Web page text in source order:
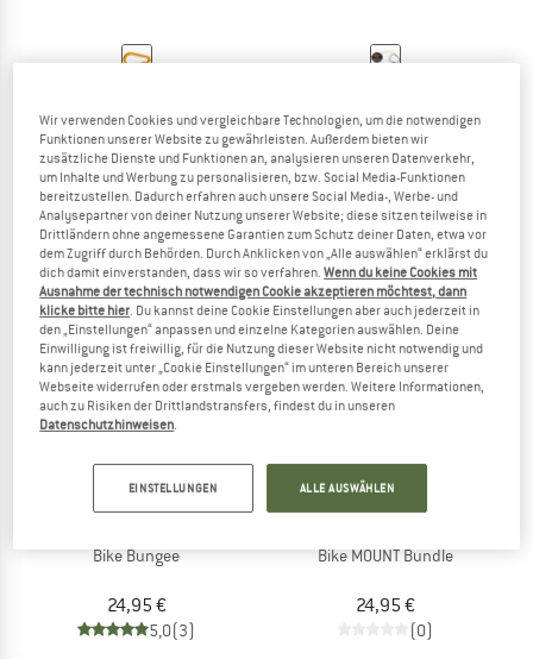
Karabiner
4,95 €
(0)
Bike Zugsystem
Fahrradabschleppseil
59,95 €
5,0(9)
Bike Bungee
24,95 €
5,0(3)
Bike MOUNT Bundle
24,95 €
(0)
Wir verwenden Cookies und vergleichbare Technologien, um die notwendigen
Funktionen unserer Website zu gewährleisten. Außerdem bieten wir
zusätzliche Dienste und Funktionen an, analysieren unseren Datenverkehr,
um Inhalte und Werbung zu personalisieren, bzw. Social Media-Funktionen
bereitzustellen. Dadurch erfahren auch unsere Social Media-, Werbe- und
Analysepartner von deiner Nutzung unserer Website; diese sitzen teilweise in
Drittländern ohne angemessene Garantien zum Schutz deiner Daten, etwa vor
dem Zugriff durch Behörden. Durch Anklicken von „Alle auswählen“ erklärst du
dich damit einverstanden, dass wir so verfahren.Wenn du keine Cookies mit
Ausnahme der technisch notwendigen Cookie akzeptieren möchtest, dann
klicke bitte hier . Du kannst deine Cookie Einstellungen aber auch jederzeit in
den „Einstellungen“ anpassen und einzelne Kategorien auswählen. Deine
Einwilligung ist freiwillig, für die Nutzung dieser Website nicht notwendig und
kann jederzeit unter „Cookie Einstellungen“ im unteren Bereich unserer
Webseite widerrufen oder erstmals vergeben werden. Weitere Informationen,
auch zu Risiken der Drittlandstransfers, findest du in unseren
Datenschutzhinweisen
EINSTELLUNGEN ALLE AUSWÄHLEN